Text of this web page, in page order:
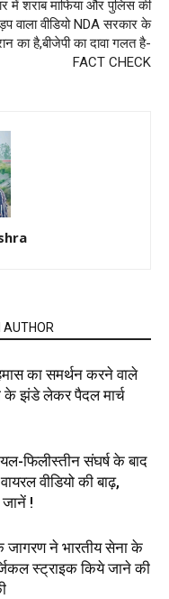
में शराब माफिया और पुलिस की
वाला वीडियो NDA सरकार के
का है,बीजेपी का दावा गलत है-
FACT CHECK
AUTHOR
का समर्थन करने वाले
के झंडे लेकर पैदल मार्च
फिलीस्तीन संघर्ष के बाद
वीडियो की बाढ़,
जानें !
ने भारतीय सेना के
स्ट्राइक किये जाने की